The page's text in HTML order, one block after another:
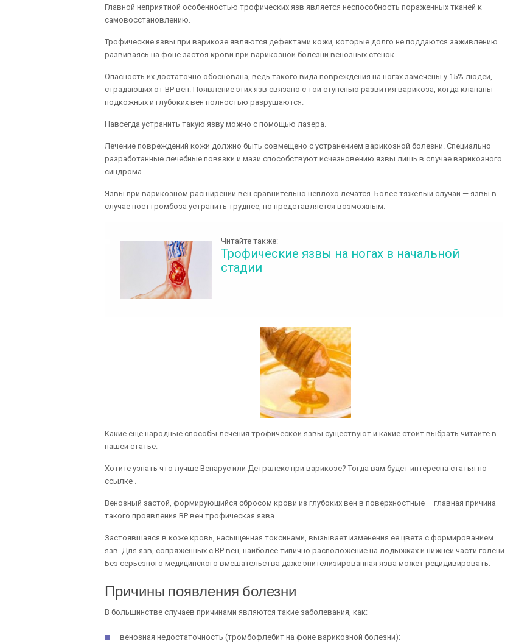
Главной неприятной особенностью трофических язв является неспособность пораженных тканей к
самовосстановлению.
Трофические язвы при варикозе являются дефектами кожи, которые долго не поддаются заживлению.
развиваясь на фоне застоя крови при варикозной болезни венозных стенок.
Опасность их достаточно обоснована, ведь такого вида повреждения на ногах замечены у 15% людей,
страдающих от ВР вен. Появление этих язв связано с той ступенью развития варикоза, когда клапаны
подкожных и глубоких вен полностью разрушаются.
Навсегда устранить такую язву можно с помощью лазера.
Лечение повреждений кожи должно быть совмещено с устранением варикозной болезни. Специально
разработанные лечебные повязки и мази способствуют исчезновению язвы лишь в случае варикозного
синдрома.
Язвы при варикозном расширении вен сравнительно неплохо лечатся. Более тяжелый случай — язвы в
случае посттромбоза устранить труднее, но представляется возможным.
Читайте также:
Трофические язвы на ногах в начальной
стадии
Какие еще народные способы лечения трофической язвы существуют и какие стоит выбрать читайте в
нашей статье.
Хотите узнать что лучше Венарус или Детралекс при варикозе? Тогда вам будет интересна статья по
ссылке .
Венозный застой, формирующийся сбросом крови из глубоких вен в поверхностные – главная причина
такого проявления ВР вен трофическая язва.
Застоявшаяся в коже кровь, насыщенная токсинами, вызывает изменения ее цвета с формированием
язв. Для язв, сопряженных с ВР вен, наиболее типично расположение на лодыжках и нижней части голени.
Без серьезного медицинского вмешательства даже эпителизированная язва может рецидивировать.
Причины появления болезни
В большинстве случаев причинами являются такие заболевания, как:
венозная недостаточность (тромбофлебит на фоне варикозной болезни);